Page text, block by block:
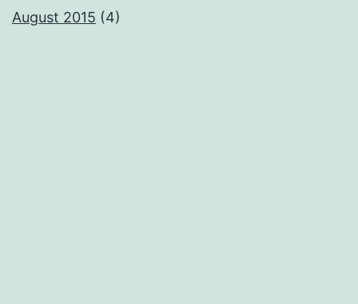
August 2015 (4)